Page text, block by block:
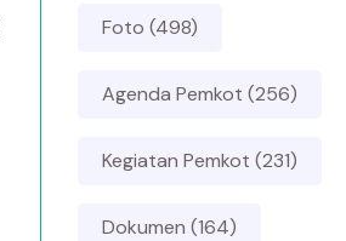
Foto (498)
Agenda Pemkot (256)
Kegiatan Pemkot (231)
Dokumen (164)